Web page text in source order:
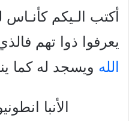
أكتب الـيكم
يعرفوا ذوا تهم
الله ويسجد له كما
الأنبا